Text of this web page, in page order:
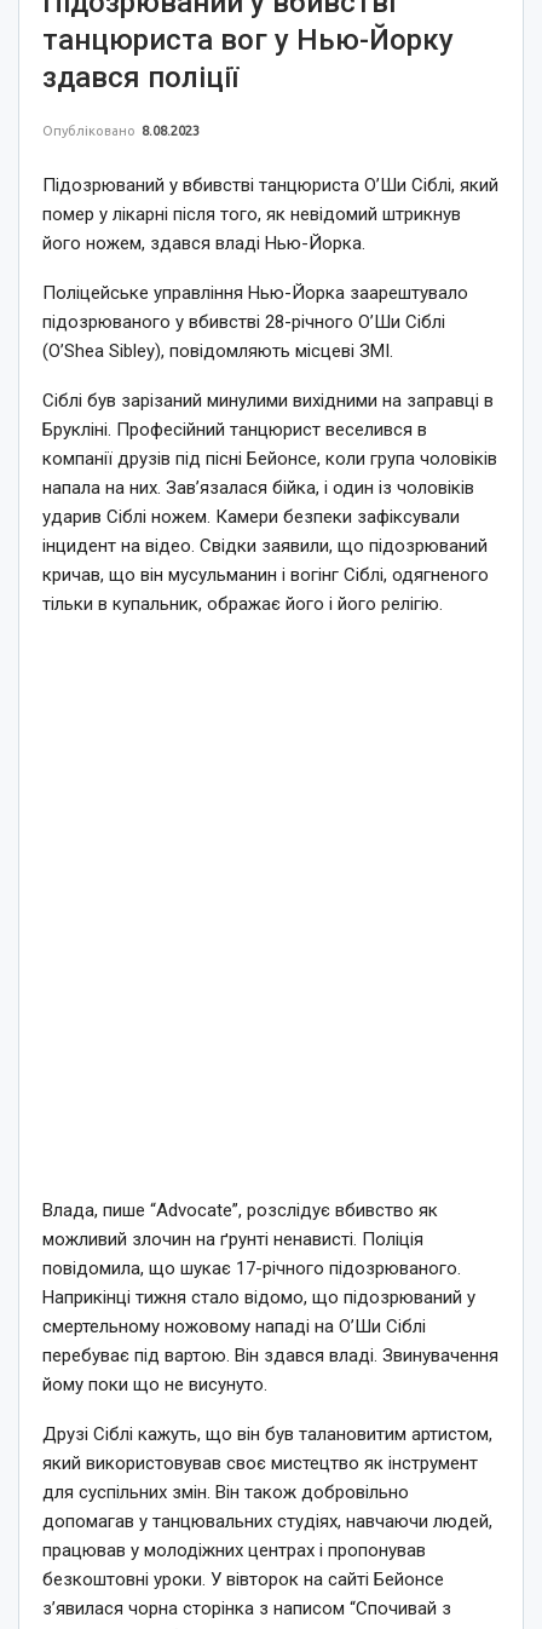
танцюриста вог у Нью-Йорку
здався поліції
Опубліковано 8.08.2023
Підозрюваний у вбивстві танцюриста О’Ши Сіблі, який
помер у лікарні після того, як невідомий штрикнув
його ножем, здався владі Нью-Йорка.
Поліцейське управління Нью-Йорка заарештувало
підозрюваного у вбивстві 28-річного О’Ши Сіблі
(O’Shea Sibley), повідомляють місцеві ЗМІ.
Сіблі був зарізаний минулими вихідними на заправці в
Брукліні. Професійний танцюрист веселився в
компанії друзів під пісні Бейонсе, коли група чоловіків
напала на них. Зав’язалася бійка, і один із чоловіків
ударив Сіблі ножем. Камери безпеки зафіксували
інцидент на відео. Свідки заявили, що підозрюваний
кричав, що він мусульманин і вогінг Сіблі, одягненого
тільки в купальник, ображає його і його релігію.
Влада, пише “Advocate”, розслідує вбивство як
можливий злочин на ґрунті ненависті. Поліція
повідомила, що шукає 17-річного підозрюваного.
Наприкінці тижня стало відомо, що підозрюваний у
смертельному ножовому нападі на О’Ши Сіблі
перебуває під вартою. Він здався владі. Звинувачення
йому поки що не висунуто.
Друзі Сіблі кажуть, що він був талановитим артистом,
який використовував своє мистецтво як інструмент
для суспільних змін. Він також добровільно
допомагав у танцювальних студіях, навчаючи людей,
працював у молодіжних центрах і пропонував
безкоштовні уроки. У вівторок на сайті Бейонсе
з’явилася чорна сторінка з написом “Спочивай з